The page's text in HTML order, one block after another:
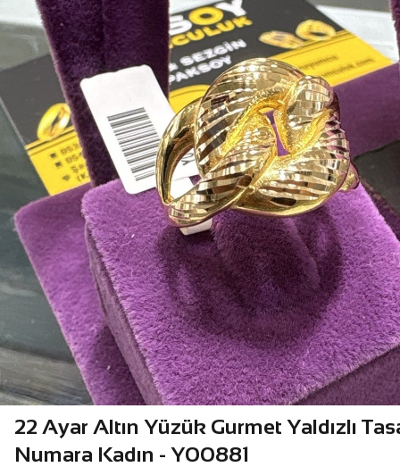
22 Ayar Altın Yüzük Gurmet Yaldızlı
Numara Kadın - Y00881